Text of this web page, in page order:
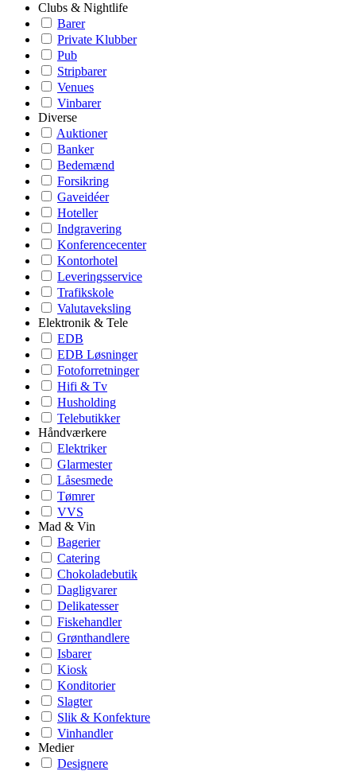
Clubs & Nightlife
Barer
Private Klubber
Pub
Stripbarer
Venues
Vinbarer
Diverse
Auktioner
Banker
Bedemænd
Forsikring
Gaveidéer
Hoteller
Indgravering
Konferencecenter
Kontorhotel
Leveringsservice
Trafikskole
Valutaveksling
Elektronik & Tele
EDB
EDB Løsninger
Fotoforretninger
Hifi & Tv
Husholding
Telebutikker
Håndværkere
Elektriker
Glarmester
Låsesmede
Tømrer
VVS
Mad & Vin
Bagerier
Catering
Chokoladebutik
Dagligvarer
Delikatesser
Fiskehandler
Grønthandlere
Isbarer
Kiosk
Konditorier
Slagter
Slik & Konfekture
Vinhandler
Medier
Designere